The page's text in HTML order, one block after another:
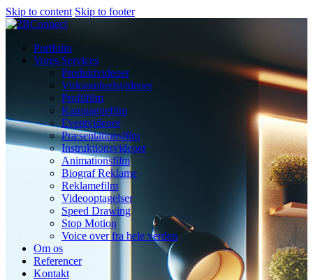
Skip to content Skip to footer
Portfolio
Vores Services
Produktvideoer
Virksomhedsvideoer
Profilfilm
Kampagnefilm
Eventvideoer
Præsentationsfilm
Instruktionsvideoer
Animationsfilm
Biograf Reklame
Reklamefilm
Videooptagelser
Speed Drawing
Stop Motion
Voice over fra hele verden
Om os
Referencer
Kontakt